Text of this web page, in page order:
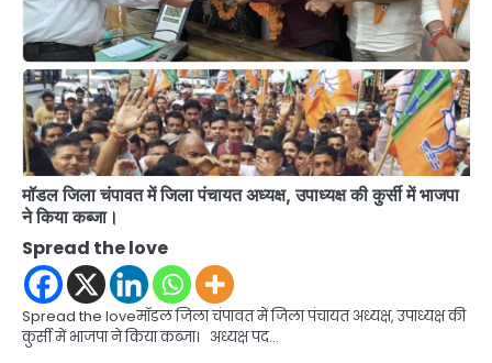
मॉडल जिला चंपावत में जिला पंचायत अध्यक्ष, उपाध्यक्ष की कुर्सी में भाजपा
ने किया कब्जा।
Spread the love
Spread the loveमॉडल जिला चंपावत में जिला पंचायत अध्यक्ष, उपाध्यक्ष की
कुर्सी में भाजपा ने किया कब्जा। अध्यक्ष पद…